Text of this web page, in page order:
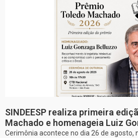
SINDEESP realiza primeira
Machado e homenageia Luiz
Cerimônia acontece no dia 26 de agosto,